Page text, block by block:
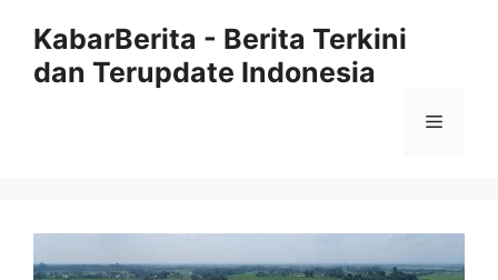
KabarBerita - Berita Terkini
dan Terupdate Indonesia
Menu